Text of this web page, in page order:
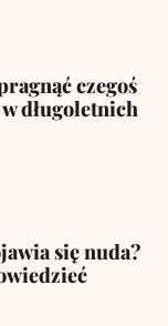
czegoś
długoletnich
się nuda?